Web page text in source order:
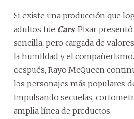
Si existe una producción que
adultos fue Cars. Pixar
sencilla, pero cargada de
la humildad y el compañerismo.
después, Rayo McQueen
los personajes más populares
impulsando secuelas,
amplia línea de productos.